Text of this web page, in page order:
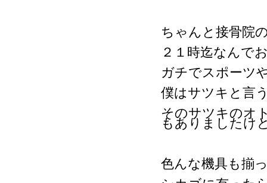
ちゃんと接骨院
２１時迄なんで
ガチでスポーツ
僕はサツキと言
そのサツキのオ
もありましたけ
色んな機具も揃